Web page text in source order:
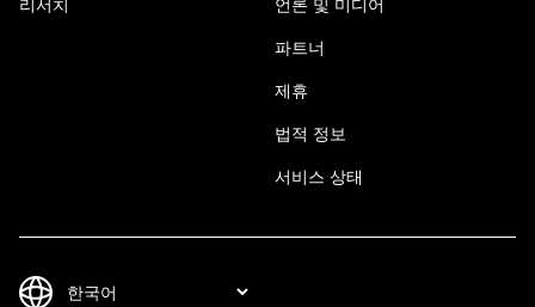
리서치 언론 및 미디어
파트너
제휴
법적 정보
서비스 상태